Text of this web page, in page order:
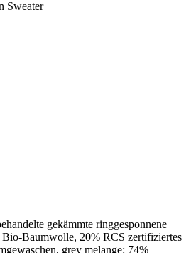
Sweater
gekämmte ringgesponnene
Baumwolle, 20% RCS zertifiziertes
grey melange: 74%